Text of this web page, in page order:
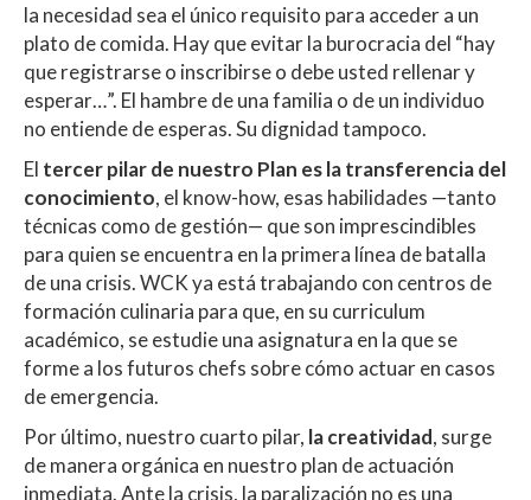
la necesidad sea el único requisito para acceder a un
plato de comida. Hay que evitar la burocracia del “hay
que registrarse o inscribirse o debe usted rellenar y
esperar…”. El hambre de una familia o de un individuo
no entiende de esperas. Su dignidad tampoco.
El tercer pilar de nuestro Plan es la transferencia del
conocimiento, el know-how, esas habilidades —tanto
técnicas como de gestión— que son imprescindibles
para quien se encuentra en la primera línea de batalla
de una crisis. WCK ya está trabajando con centros de
formación culinaria para que, en su curriculum
académico, se estudie una asignatura en la que se
forme a los futuros chefs sobre cómo actuar en casos
de emergencia.
Por último, nuestro cuarto pilar, la creatividad, surge
de manera orgánica en nuestro plan de actuación
inmediata. Ante la crisis, la paralización no es una